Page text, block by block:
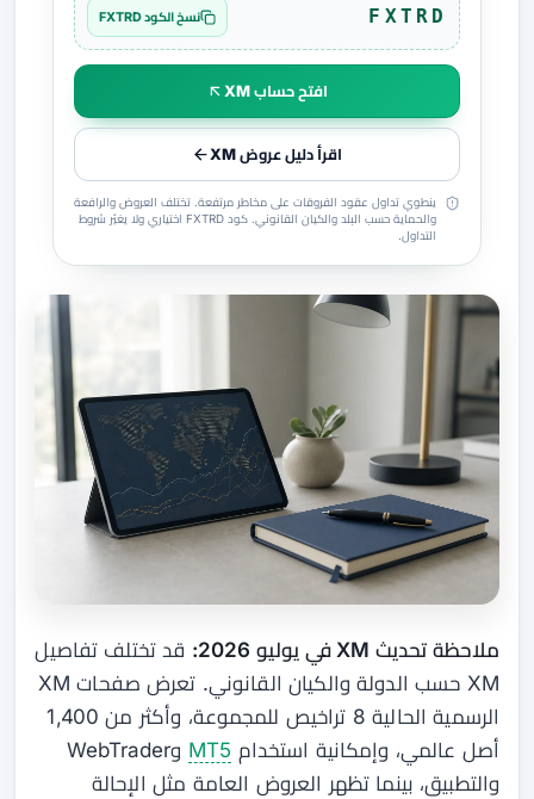
FXTRD نسخ الكود FXTRD
افتح حساب XM
اقرأ دليل عروض XM
ينطوي تداول عقود الفروقات على مخاطر مرتفعة. تختلف العروض والرافعة
والحماية حسب البلد والكيان القانوني. كود FXTRD اختياري ولا يغيّر شروط
التداول.
ملاحظة تحديث XM في يوليو 2026:
قد تختلف تفاصيل
XM حسب الدولة والكيان القانوني. تعرض صفحات XM
الرسمية الحالية 8 تراخيص للمجموعة، وأكثر من 1,400
أصل عالمي، وإمكانية استخدام MT5
وWebTrader
والتطبيق، بينما تظهر العروض العامة مثل الإحالة